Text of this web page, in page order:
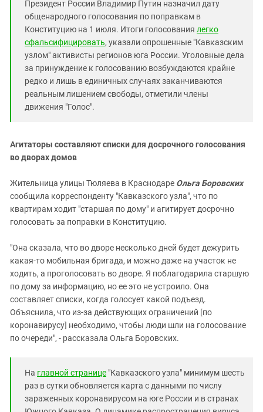
Президент России Владимир Путин назначил дату
общенародного голосования по поправкам в
Конституцию на 1 июля. Итоги голосования легко
сфальсифицировать, указали опрошенные "Кавказским
узлом" активисты регионов юга России. Уголовные дела
за принуждение к голосованию возбуждаются крайне
редко и лишь в единичных случаях заканчиваются
реальным лишением свободы, отметили члены
движения "Голос".
Агитаторы составляют списки для досрочного голосования
во дворах домов
Жительница улицы Тюляева в Краснодаре Ольга Боровских
сообщила корреспонденту "Кавказского узла", что по
квартирам ходит "старшая по дому" и агитирует досрочно
голосовать за поправки в Конституцию.
"Она сказала, что во дворе несколько дней будет дежурить
какая-то мобильная бригада, и можно даже на участок не
ходить, а проголосовать во дворе. Я поблагодарила старшую
по дому за информацию, но ее это не устроило. Она
составляет списки, когда голосует какой подъезд.
Объяснила, что из-за действующих ограничений [по
коронавирусу] необходимо, чтобы люди шли на голосование
по очереди", - рассказала Ольга Боровских.
На главной странице "Кавказского узла" минимум шесть
раз в сутки обновляется карта с данными по числу
зараженных коронавирусом на юге России и в странах